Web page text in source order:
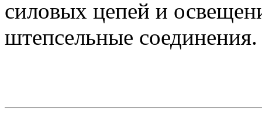
силовых цепей и
штепсельные соединения.